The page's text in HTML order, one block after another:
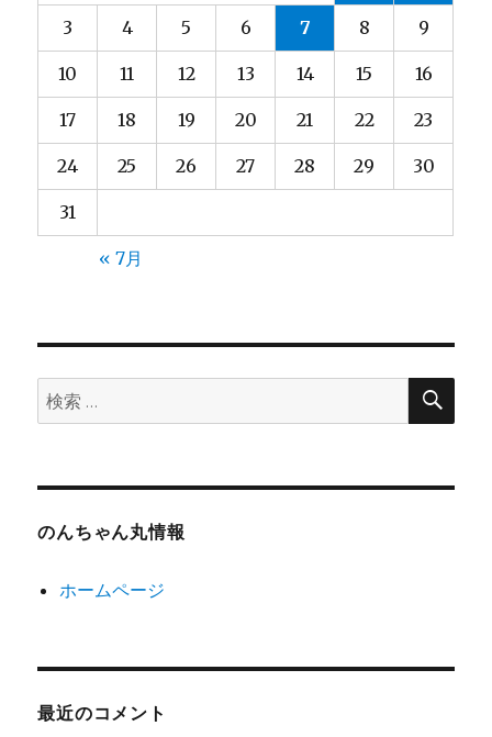
3 4 5 6 7 8 9
10 11 12 13 14 15 16
17 18 19 20 21 22 23
24 25 26 27 28 29 30
31
« 7月
検
索:
検
のんちゃん丸情報
ホームページ
最近のコメント